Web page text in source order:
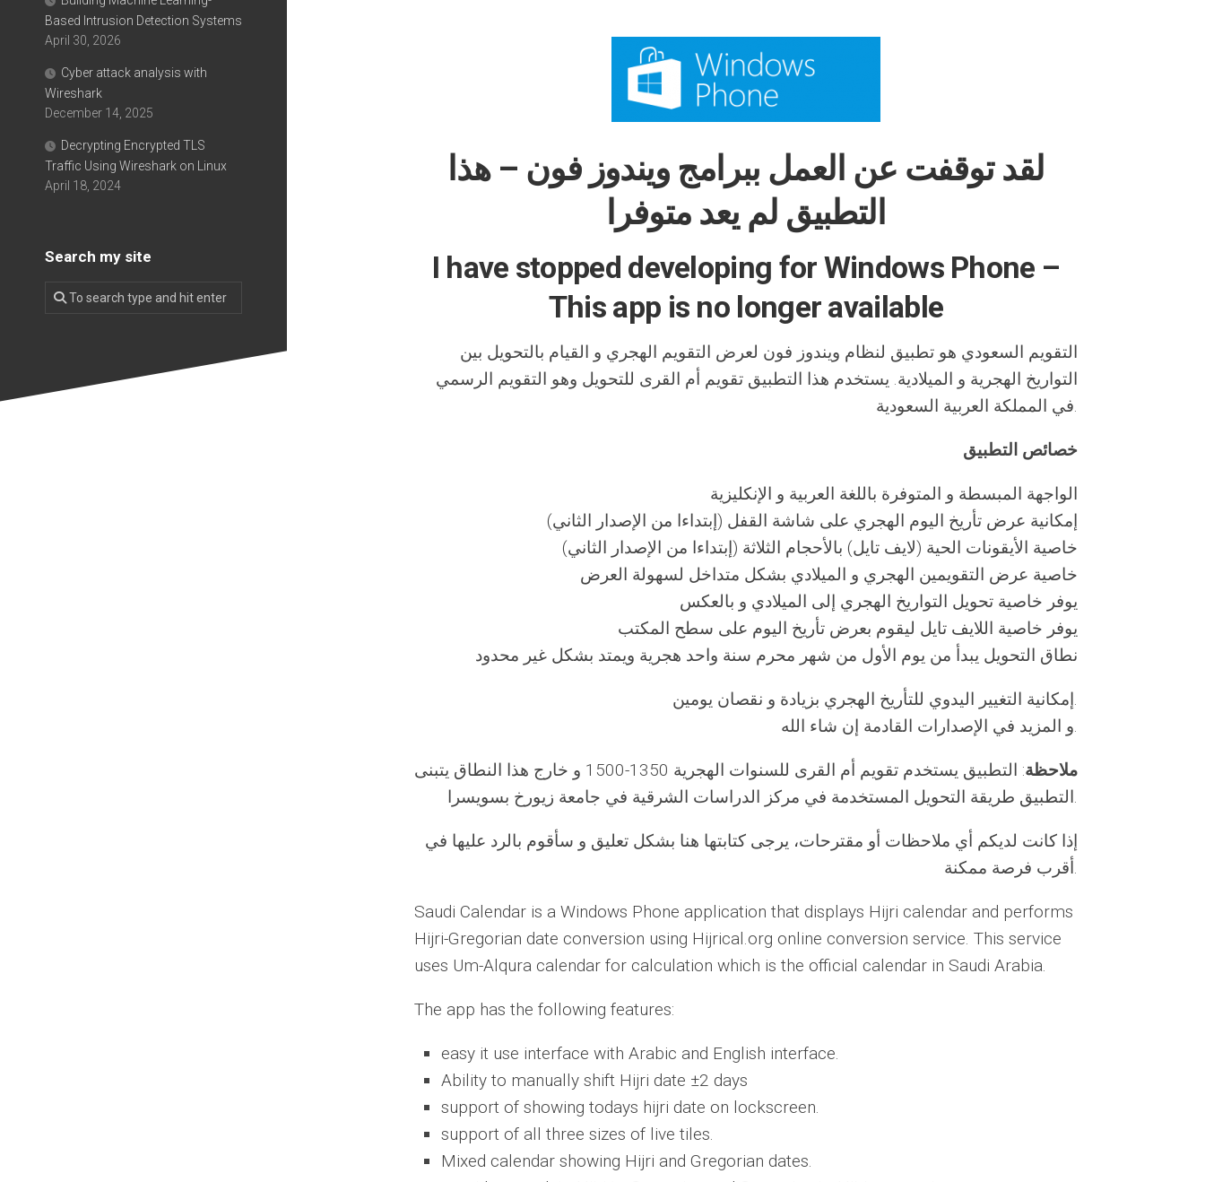
لقد توقفت عن العمل ببرامج ويندوز فون – هذا
التطبيق لم يعد متوفرا
I have stopped developing for Windows Phone –
This app is no longer available
التقويم السعودي هو تطبيق لنظام ويندوز فون لعرض التقويم الهجري و القيام بالتحويل بين
التواريخ الهجرية و الميلادية. يستخدم هذا التطبيق تقويم أم القرى للتحويل وهو التقويم الرسمي
في المملكة العربية السعودية.
خصائص التطبيق
الواجهة المبسطة و المتوفرة باللغة العربية و الإنكليزية
إمكانية عرض تأريخ اليوم الهجري على شاشة القفل (إبتداءا من الإصدار الثاني)
خاصية الأيقونات الحية (لايف تايل) بالأحجام الثلاثة (إبتداءا من الإصدار الثاني)
خاصية عرض التقويمين الهجري و الميلادي بشكل متداخل لسهولة العرض
يوفر خاصية تحويل التواريخ الهجري إلى الميلادي و بالعكس
يوفر خاصية اللايف تايل ليقوم بعرض تأريخ اليوم على سطح المكتب
نطاق التحويل يبدأ من يوم الأول من شهر محرم سنة واحد هجرية ويمتد بشكل غير محدود
إمكانية التغيير اليدوي للتأريخ الهجري بزيادة و نقصان يومين.
و المزيد في الإصدارات القادمة إن شاء الله.
ملاحظة
: التطبيق يستخدم تقويم أم القرى للسنوات الهجرية 1350-1500 و خارج هذا النطاق يتبنى
التطبيق طريقة التحويل المستخدمة في مركز الدراسات الشرقية في جامعة زيورخ بسويسرا.
إذا كانت لديكم أي ملاحظات أو مقترحات، يرجى كتابتها هنا بشكل تعليق و سأقوم بالرد عليها في
أقرب فرصة ممكنة.
Saudi Calendar is a Windows Phone application that displays Hijri calendar and performs
Hijri-Gregorian date conversion using Hijrical.org online conversion service. This service
uses Um-Alqura calendar for calculation which is the official calendar in Saudi Arabia.
The app has the following features:
easy it use interface with Arabic and English interface.
Ability to manually shift Hijri date ±2 days
support of showing todays hijri date on lockscreen.
support of all three sizes of live tiles.
Mixed calendar showing Hijri and Gregorian dates.
Based Intrusion Detection Systems
April 30, 2026
Cyber attack analysis with
Wireshark
December 14, 2025
Decrypting Encrypted TLS
Traffic Using Wireshark on Linux
April 18, 2024
Search my site